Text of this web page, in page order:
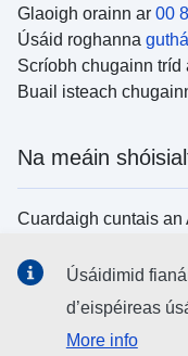
Glaoigh orainn ar 00
Úsáid roghanna
Scríobh chugainn tríd
Buail isteach
Na meáin
Cuardaigh cuntais
Úsáidimid
d’eispéireas
More info